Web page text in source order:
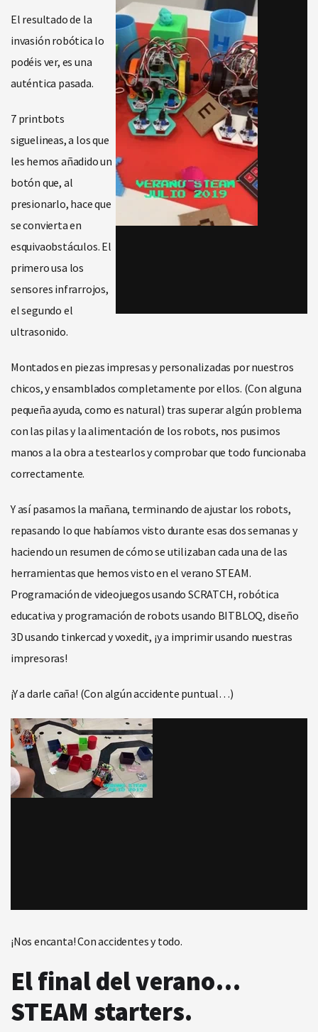
El resultado de la
invasión robótica lo
podéis ver, es una
auténtica pasada.
7 printbots
siguelineas, a los que
les hemos añadido un
botón que, al
presionarlo, hace que
se convierta en
esquivaobstáculos. El
primero usa los
sensores infrarrojos,
el segundo el
ultrasonido.
Montados en piezas impresas y personalizadas por nuestros
chicos, y ensamblados completamente por ellos. (Con alguna
pequeña ayuda, como es natural) tras superar algún problema
con las pilas y la alimentación de los robots, nos pusimos
manos a la obra a testearlos y comprobar que todo funcionaba
correctamente.
Y así pasamos la mañana, terminando de ajustar los robots,
repasando lo que habíamos visto durante esas dos semanas y
haciendo un resumen de cómo se utilizaban cada una de las
herramientas que hemos visto en el verano STEAM.
Programación de videojuegos usando SCRATCH, robótica
educativa y programación de robots usando BITBLOQ, diseño
3D usando tinkercad y voxedit, ¡y a imprimir usando nuestras
impresoras!
¡Y a darle caña! (Con algún accidente puntual…)
¡Nos encanta! Con accidentes y todo.
El final del verano…
STEAM starters.